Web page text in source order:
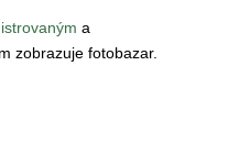
a
zobrazuje fotobazar.